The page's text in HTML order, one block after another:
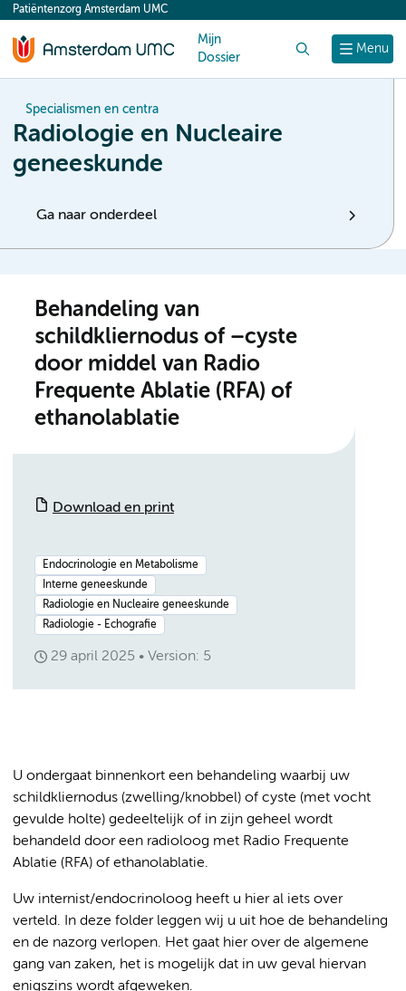
content
Menu
Patiëntenzorg Amsterdam UMC
Mijn
Dossier
Specialismen en centra
Radiologie en Nucleaire
geneeskunde
Ga naar onderdeel
Behandeling van
schildkliernodus of –cyste
door middel van Radio
Frequente Ablatie (RFA) of
ethanolablatie
Download en print
Endocrinologie en Metabolisme
Interne geneeskunde
Radiologie en Nucleaire geneeskunde
Radiologie - Echografie
29 april 2025 Version: 5
U ondergaat binnenkort een behandeling waarbij uw
schildkliernodus (zwelling/knobbel) of cyste (met vocht
gevulde holte) gedeeltelijk of in zijn geheel wordt
behandeld door een radioloog met Radio Frequente
Ablatie (RFA) of ethanolablatie.
Uw internist/endocrinoloog heeft u hier al iets over
verteld. In deze folder leggen wij u uit hoe de behandeling
en de nazorg verlopen. Het gaat hier over de algemene
gang van zaken, het is mogelijk dat in uw geval hiervan
enigszins wordt afgeweken.